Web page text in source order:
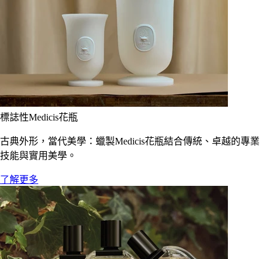
標誌性Medicis花瓶
古典外形，當代美學：蠟製Medicis花瓶結合傳統、卓越的專業
技能與實用美學。
了解更多